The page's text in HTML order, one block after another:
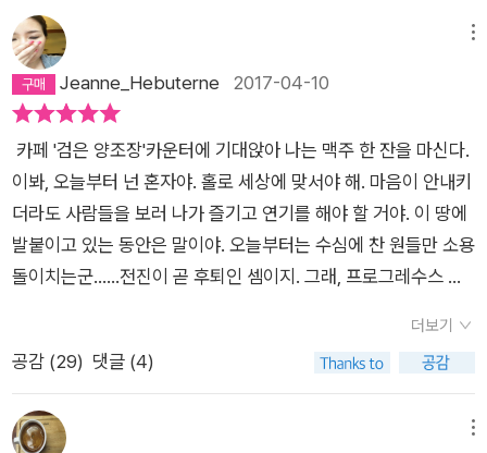
Jeanne_Hebuterne 2017-04-10
카페 '검은 양조장'카운터에 기대앉아 나는 맥주 한 잔을 마신다.
이봐, 오늘부터 넌 혼자야. 홀로 세상에 맞서야 해. 마음이 안내키
더라도 사람들을 보러 나가 즐기고 연기를 해야 할 거야. 이 땅에
발붙이고 있는 동안은 말이야. 오늘부터는 수심에 찬 원들만 소용
돌이치는군......전진이 곧 후퇴인 셈이지. 그래, 프로그레수스 아
압축기에 짓이겨진 한꾸러미의 사고에 불과하지. 햇살을 받고 앉
아 맥주를 마시며 카렐 광장은 쉴새없이 오가는 사람들의 무리를
모두 별이 하나씩 새겨져 있다. 삶이 시작되는 순간 저마다의 내
더보기
공감 (29) 댓글 (4)